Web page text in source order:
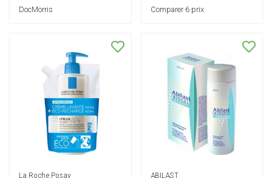
DocMorris Comparer 6 prix
La Roche Posay ABILAST